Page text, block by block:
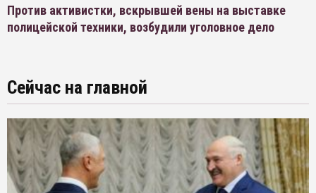
Против активистки, вскрывшей вены на выставке
полицейской техники, возбудили уголовное дело
Сейчас на главной